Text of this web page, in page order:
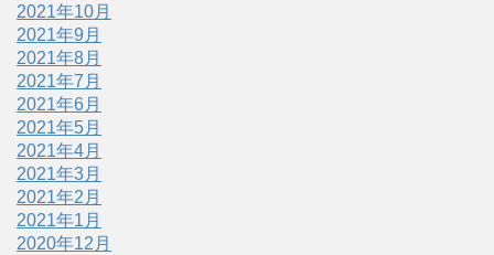
2021年10月
2021年9月
2021年8月
2021年7月
2021年6月
2021年5月
2021年4月
2021年3月
2021年2月
2021年1月
2020年12月